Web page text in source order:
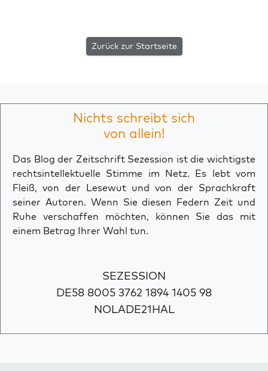
Zurück zur Startseite
Nichts schreibt sich
von allein!
Das Blog der Zeitschrift Sezession ist die wichtigste
rechtsintellektuelle Stimme im Netz. Es lebt vom
Fleiß, von der Lesewut und von der Sprachkraft
seiner Autoren. Wenn Sie diesen Federn Zeit und
Ruhe verschaffen möchten, können Sie das mit
einem Betrag Ihrer Wahl tun.
SEZESSION
DE58 8005 3762 1894 1405 98
NOLADE21HAL